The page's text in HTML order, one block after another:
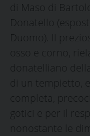
di Maso di
Donatello
Duomo). Il
osso e corno,
donatelliano
di un tempietto,
completa,
gotici e per il
nonostante le